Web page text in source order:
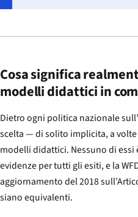
Cosa significa
modelli didattici in
Dietro ogni politica nazionale
scelta — di solito implicita, a
modelli didattici. Nessuno di
evidenze per tutti gli esiti, e la
aggiornamento del 2018
siano equivalenti.